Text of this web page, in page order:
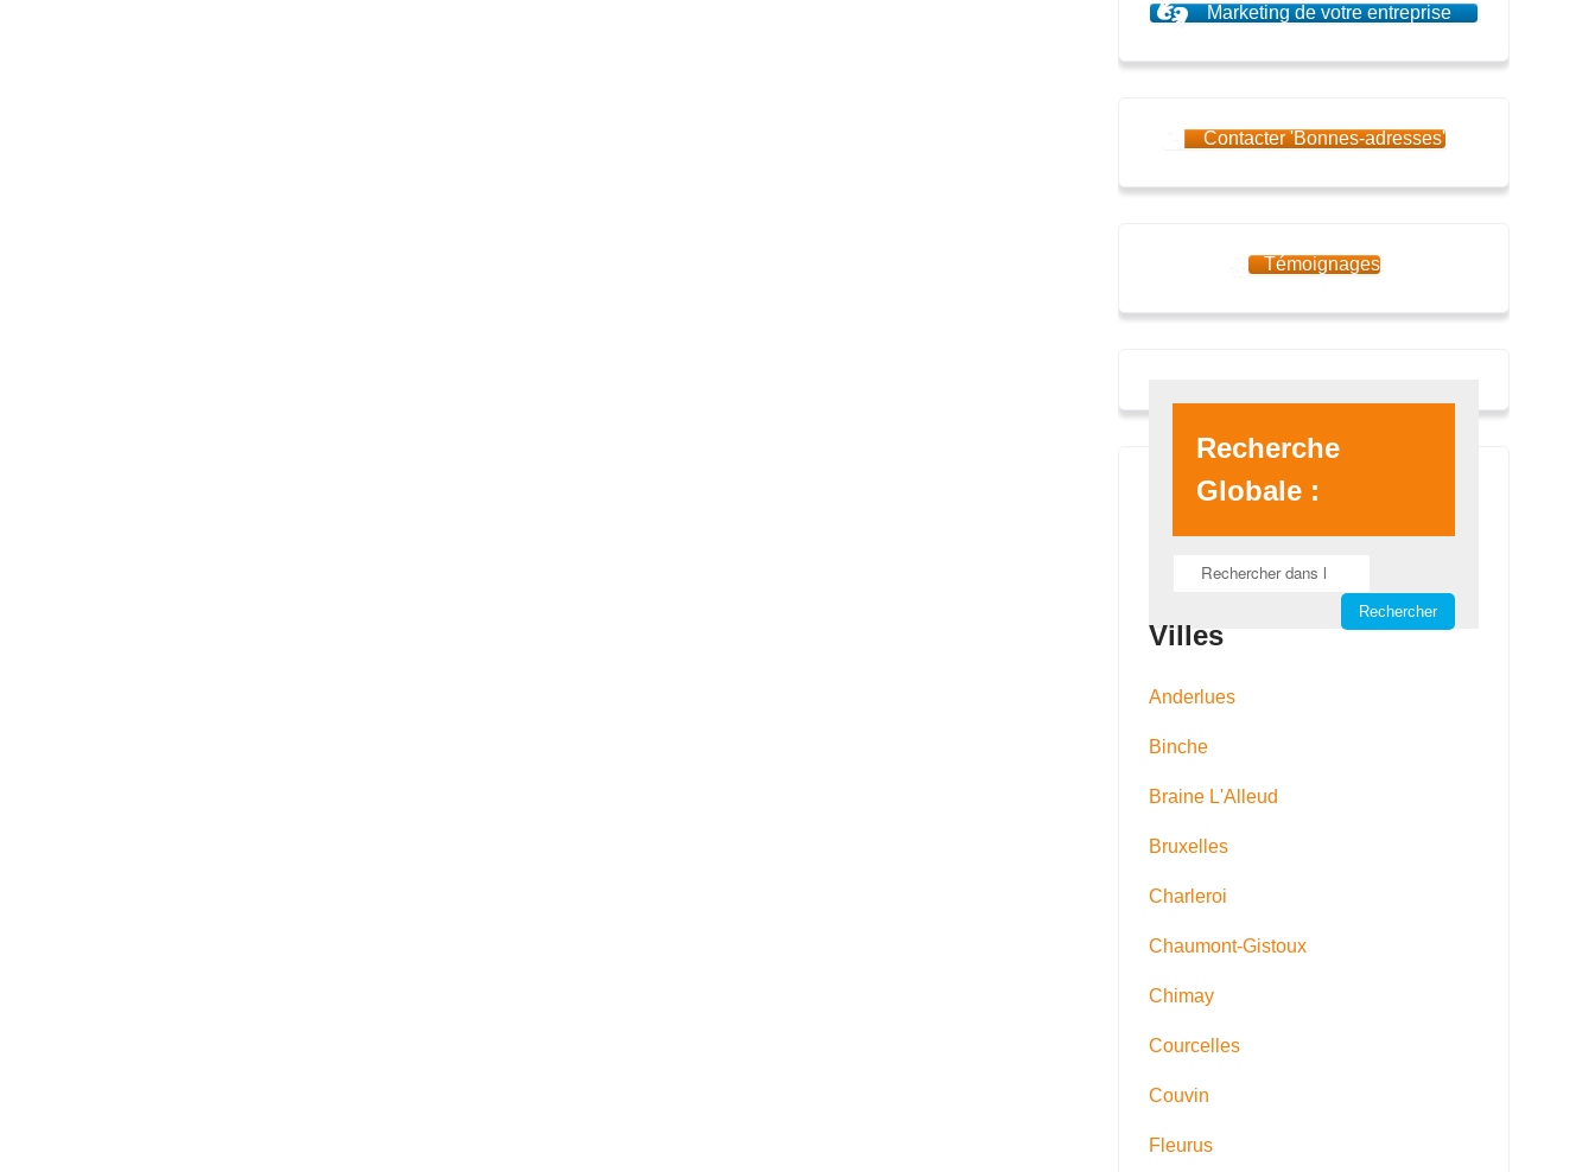
Marketing de votre entreprise
Contacter 'Bonnes-adresses'
Témoignages
Recherche
Globale :
Villes
Anderlues
Binche
Braine L'Alleud
Bruxelles
Charleroi
Chaumont-Gistoux
Chimay
Courcelles
Couvin
Fleurus